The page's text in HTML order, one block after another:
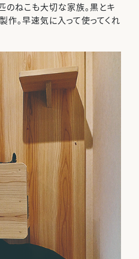
ねこも大切な家族。黒とキ
作。早速気に入って使ってくれ